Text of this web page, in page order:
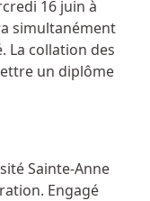
16 juin à
simultanément
La collation des
un diplôme
Sainte-Anne
Engagé